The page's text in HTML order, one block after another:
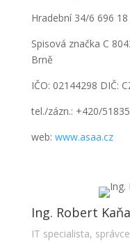
Hradební 34/6 696 18
Spisová značka C
Brně
IČO: 02144298 DIČ:
tel./zázn.: +420/
web: www.asaa.cz
Ing. Robert Kaňa
IT specialista,